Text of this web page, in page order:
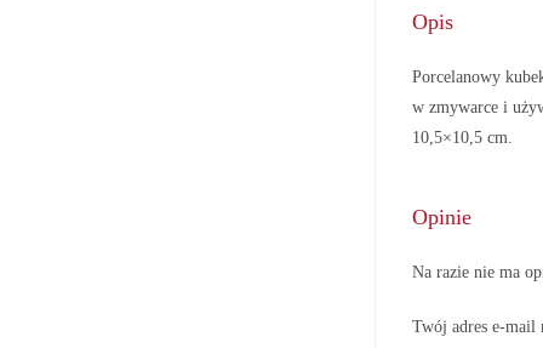
Opis
Porcelanowy
w zmywarce i
10,5×10,5 cm.
Opinie
Na razie nie ma
Twój adres e-mail